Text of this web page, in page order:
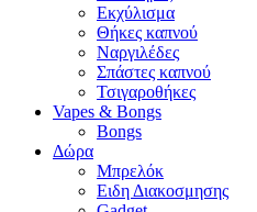
Εκχύλισμα
Θήκες καπνού
Ναργιλέδες
Σπάστες καπνού
Τσιγαροθήκες
Vapes & Bongs
Bongs
Δώρα
Μπρελόκ
Eιδη Διακοσμησης